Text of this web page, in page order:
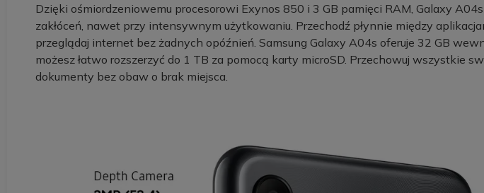
Dzięki ośmiordzeniowemu procesorowi Exynos 850 i 3 GB pamięci RAM, Galaxy A04s
zakłóceń, nawet przy intensywnym użytkowaniu. Przechodź płynnie między
przeglądaj internet bez żadnych opóźnień. Samsung Galaxy A04s oferuje 32 GB
możesz łatwo rozszerzyć do 1 TB za pomocą karty microSD. Przechowuj wszystkie
dokumenty bez obaw o brak miejsca.